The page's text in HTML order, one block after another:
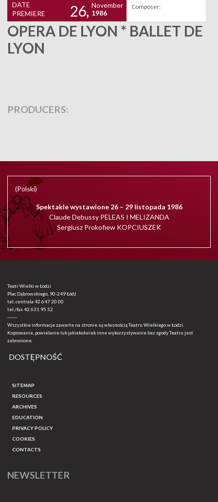
DATE
PREMIERE
26, November
1986
Composer:
OPERA DE LYON * BALLET DE
LYON
PRODUCERS:
(Polski)
Spektakle wystawione 26 – 29 listopada 1986
Claude Debussy PELEAS I MELIZANDA
Sergiusz Prokofiew KOPCIUSZEK
Teatr Wielki w Łodzi
Plac Dąbrowskiego, 90-249 Łódź
tel. centrala 42 647 20 00
tel./fax42 631 95 52
-------
Wszystkie informacje zawarte na stronie są własnością Teatru Wielkiego w Łodzi.
Kopiowanie, powielanie lub jakiekolwiek inne wykorzystywanie bez zgody Teatru jest
zabronione.
DOSTĘPNOŚĆ
SITEMAP
RESOURCES
ARCHIVES
EDUCATION
PRIVACY POLICY
COOKIES
CONTACTS
NEWSLETTER